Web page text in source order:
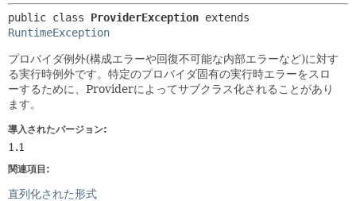
ヘルプ
public class ProviderException
RuntimeException
プロバイダ例外(構成エラーや回復不可能な内部エラーなど)に対す
る実行時例外です。特定のプロバイダ固有の実行時エラーをスロ
ーするために、Providerによってサブクラス化されることがあり
ます。
導入されたバージョン:
1.1
関連項目:
直列化された形式